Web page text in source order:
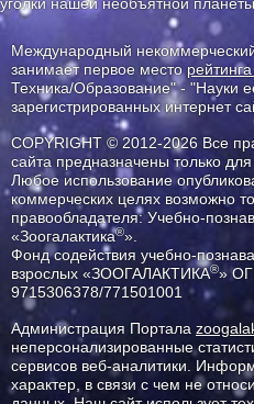
уголки нашей необъятной
Международный
занимает первое место
Техника/Образование" - "Науки
зарегистрированных интернет
COPYRIGHT © 2012-2026 Все
сайта предназначены только
Любое использование
коммерческих целях возможно
правообладателя: Учебно-
«Зоогалактика®».
Фонд содействия учебно-
взрослых «ЗООГАЛАКТИКА®»
9715306378/771501001
Администрация Портала
неперсонализированные
сервисов веб-аналитики.
характер, в связи с чем не